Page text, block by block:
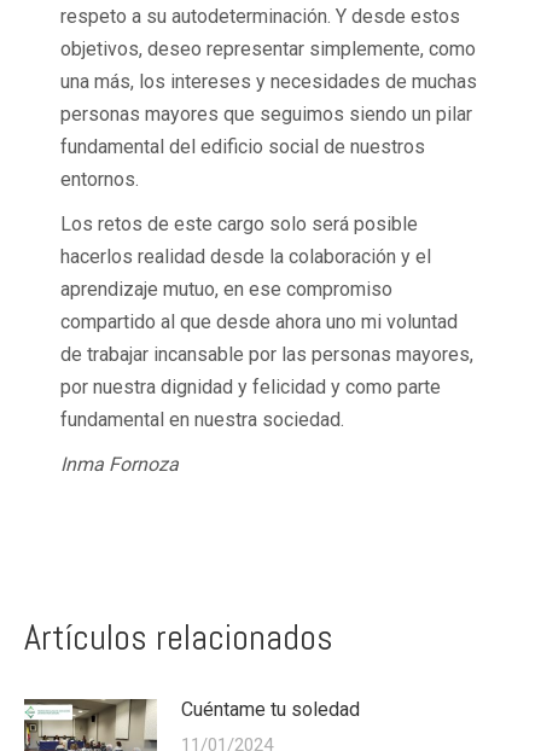
respeto a su autodeterminación. Y desde estos
objetivos, deseo representar simplemente, como
una más, los intereses y necesidades de muchas
personas mayores que seguimos siendo un pilar
fundamental del edificio social de nuestros
entornos.
Los retos de este cargo solo será posible
hacerlos realidad desde la colaboración y el
aprendizaje mutuo, en ese compromiso
compartido al que desde ahora uno mi voluntad
de trabajar incansable por las personas mayores,
por nuestra dignidad y felicidad y como parte
fundamental en nuestra sociedad.
Inma Fornoza
Artículos relacionados
Cuéntame tu soledad
11/01/2024